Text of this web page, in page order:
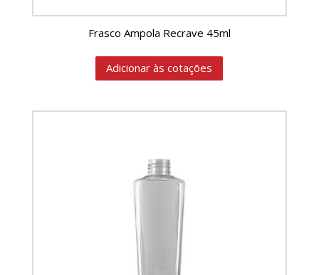
Frasco Ampola Recrave 45ml
Adicionar às cotações